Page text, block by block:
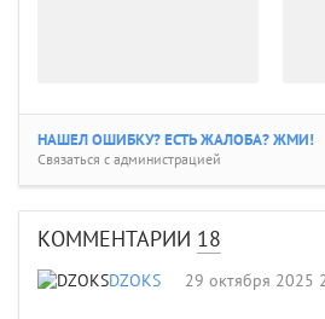
НАШЕЛ ОШИБКУ? ЕСТЬ ЖАЛОБА? ЖМИ!
Связаться с администрацией
КОММЕНТАРИИ 18
DZOKS 29 октября 2025